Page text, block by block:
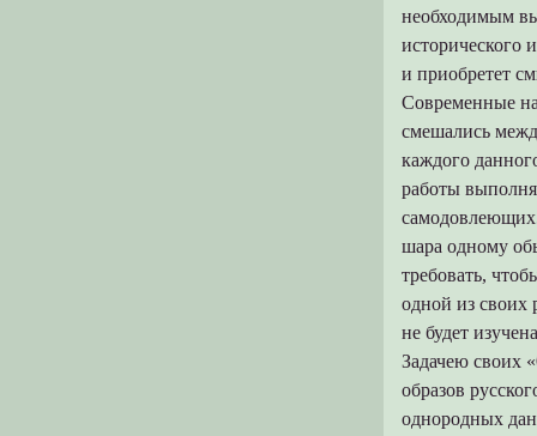
необходимым
исторического
и приобретет
Современные
смешались
каждого
работы
шара одному
требовать,
одной из своих
не будет
Задачею своих
образов
однородных